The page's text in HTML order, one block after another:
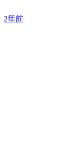
2年前